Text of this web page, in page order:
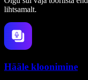
lihtsamalt.
Hääle kloonimine